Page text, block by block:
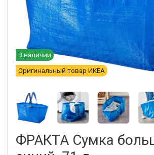
В наличии
Оригинальный товар ИКЕА
ФРАКТА Сумка